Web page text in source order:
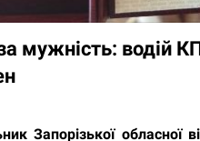
мужність: водій
Запорізької обласної